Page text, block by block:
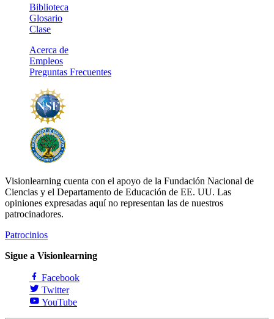
Biblioteca
Glosario
Clase
Acerca de
Empleos
Preguntas Frecuentes
Visionlearning cuenta con el apoyo de la Fundación Nacional de
Ciencias y el Departamento de Educación de EE. UU. Las
opiniones expresadas aquí no representan las de nuestros
patrocinadores.
Patrocinios
Sigue a Visionlearning
Facebook
Twitter
YouTube